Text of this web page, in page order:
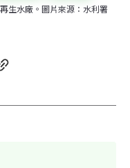
生水廠。圖片來源：水利署